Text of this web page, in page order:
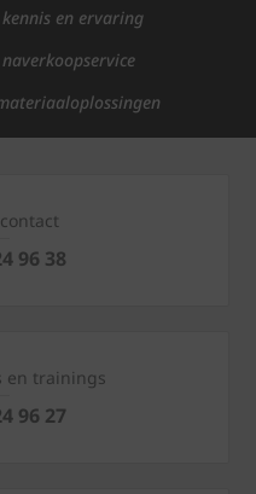
en ervaring
96 38
en trainings
96 27